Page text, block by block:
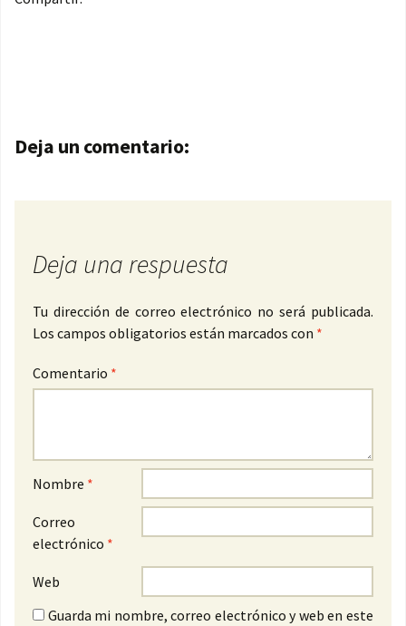
Navegación de entradas
Deja un comentario:
Deja una respuesta
Tu dirección de correo electrónico no será publicada.
Los campos obligatorios están marcados con *
Comentario *
Nombre *
Correo
electrónico *
Web
Guarda mi nombre, correo electrónico y web en este